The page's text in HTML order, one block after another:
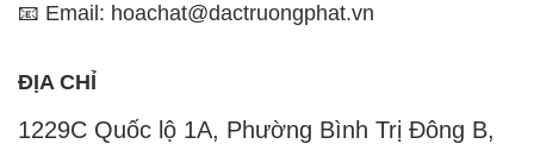
📧 Email: hoachat@dactruongphat.vn
ĐỊA CHỈ
1229C Quốc lộ 1A, Phường Bình Trị Đông B,